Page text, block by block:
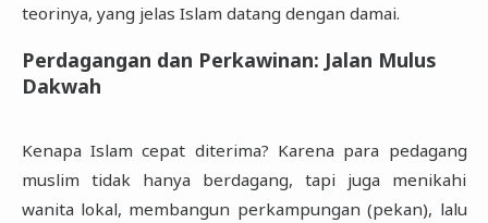
teorinya, yang jelas Islam datang dengan damai.
Perdagangan dan Perkawinan: Jalan Mulus
Dakwah
Kenapa Islam cepat diterima? Karena para pedagang
muslim tidak hanya berdagang, tapi juga menikahi
wanita lokal, membangun perkampungan (pekan), lalu